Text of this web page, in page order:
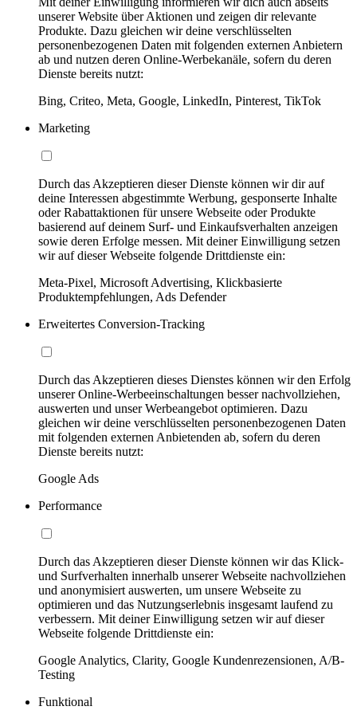
unserer Website über Aktionen und zeigen dir relevante
Produkte. Dazu gleichen wir deine verschlüsselten
personenbezogenen Daten mit folgenden externen Anbietern
ab und nutzen deren Online-Werbekanäle, sofern du deren
Dienste bereits nutzt:
Bing, Criteo, Meta, Google, LinkedIn, Pinterest, TikTok
Marketing
Durch das Akzeptieren dieser Dienste können wir dir auf
deine Interessen abgestimmte Werbung, gesponserte Inhalte
oder Rabattaktionen für unsere Webseite oder Produkte
basierend auf deinem Surf- und Einkaufsverhalten anzeigen
sowie deren Erfolge messen. Mit deiner Einwilligung setzen
wir auf dieser Webseite folgende Drittdienste ein:
Meta-Pixel, Microsoft Advertising, Klickbasierte
Produktempfehlungen, Ads Defender
Erweitertes Conversion-Tracking
Durch das Akzeptieren dieses Dienstes können wir den Erfolg
unserer Online-Werbeeinschaltungen besser nachvollziehen,
auswerten und unser Werbeangebot optimieren. Dazu
gleichen wir deine verschlüsselten personenbezogenen Daten
mit folgenden externen Anbietenden ab, sofern du deren
Dienste bereits nutzt:
Google Ads
Performance
Durch das Akzeptieren dieser Dienste können wir das Klick-
und Surfverhalten innerhalb unserer Webseite nachvollziehen
und anonymisiert auswerten, um unsere Webseite zu
optimieren und das Nutzungserlebnis insgesamt laufend zu
verbessern. Mit deiner Einwilligung setzen wir auf dieser
Webseite folgende Drittdienste ein:
Google Analytics, Clarity, Google Kundenrezensionen, A/B-
Testing
Funktional